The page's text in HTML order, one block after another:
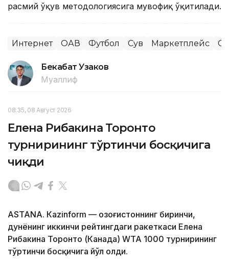
расмий ўқув методологиясига мувофиқ ўқитилади.
Интернет ОАВ Футбол Сув Маркетплейс
Бекабат Узаков
Муаллиф
08:35, 08 Август 2026
Елена Рибакина Торонто
турнирининг тўртинчи босқичига
чиқди
ASTANА. Кazinform — Қозоғистоннинг биринчи,
дунёнинг иккинчи рейтингдаги ракеткаси Елена
Рибакина Торонто (Канада) WТА 1000 турнирининг
тўртинчи босқичига йўл олди.